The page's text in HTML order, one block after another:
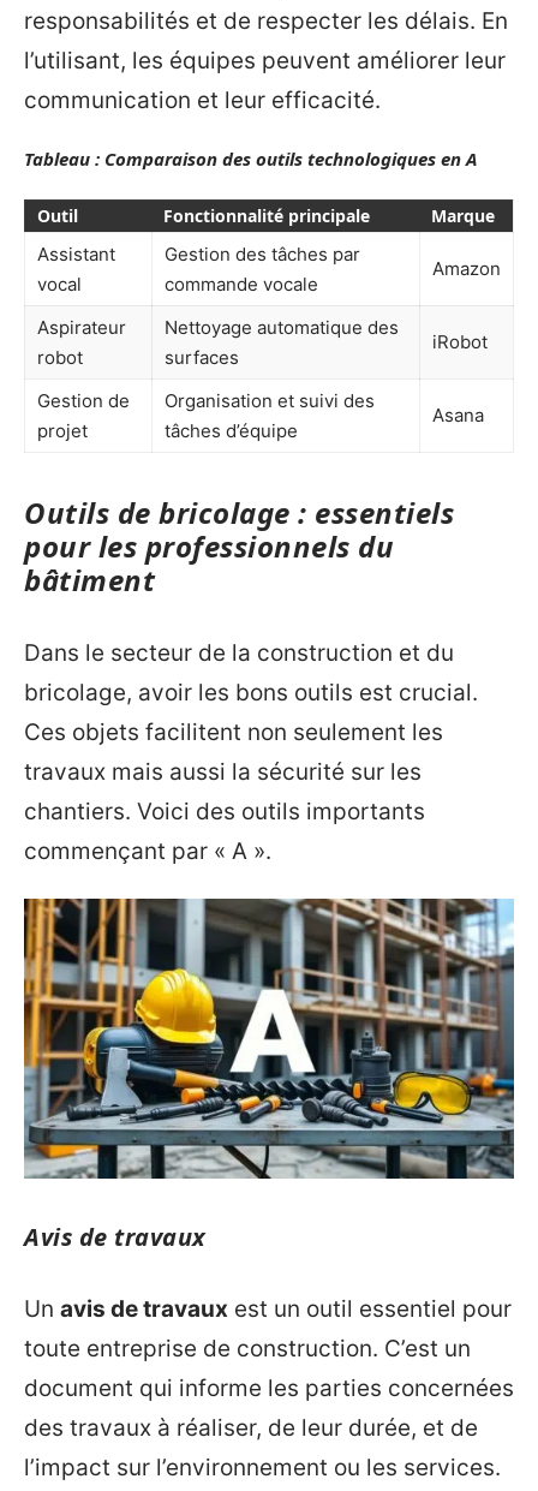
responsabilités et de respecter les délais. En
l’utilisant, les équipes peuvent améliorer leur
communication et leur efficacité.
Tableau : Comparaison des outils technologiques en A
Outil Fonctionnalité principale
Marque
Assistant
vocal
Gestion des tâches par
commande vocale
Amazon
Aspirateur
robot
Nettoyage automatique des
surfaces
iRobot
Gestion de
projet
Organisation et suivi des
tâches d’équipe
Asana
Outils de bricolage : essentiels
pour les professionnels du
bâtiment
Dans le secteur de la construction et du
bricolage, avoir les bons outils est crucial.
Ces objets facilitent non seulement les
travaux mais aussi la sécurité sur les
chantiers. Voici des outils importants
commençant par « A ».
Avis de travaux
Un avis de travaux est un outil essentiel pour
toute entreprise de construction. C’est un
document qui informe les parties concernées
des travaux à réaliser, de leur durée, et de
l’impact sur l’environnement ou les services.